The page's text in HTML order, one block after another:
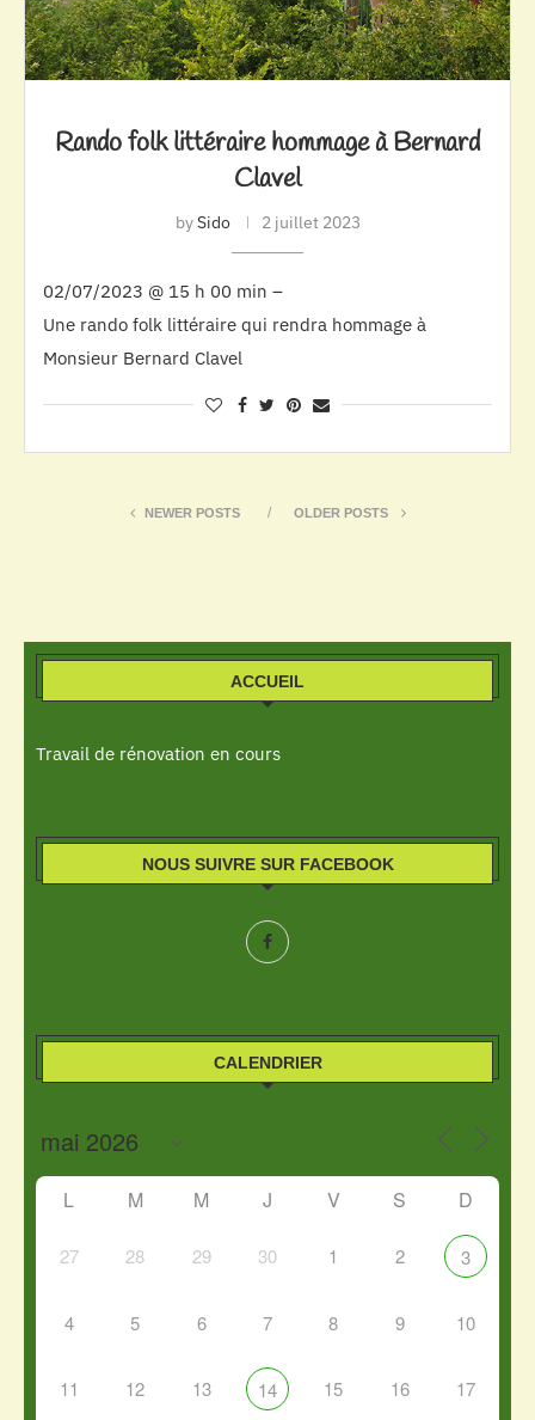
Rando folk littéraire hommage à Bernard
Clavel
bySido 2 juillet 2023
02/07/2023 @ 15 h 00 min –
Une rando folk littéraire qui rendra hommage à
Monsieur Bernard Clavel
NEWER POSTS OLDER POSTS
ACCUEIL
Travail de rénovation en cours
NOUS SUIVRE SUR FACEBOOK
CALENDRIER
L M M J V S D
27 28 29 30 1 2 3
4 5 6 7 8 9 10
11 12 13 14 15 16 17